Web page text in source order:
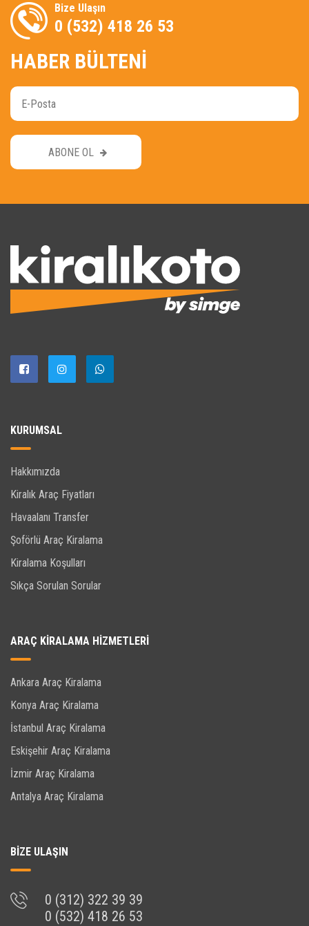
Bize Ulaşın
0 (532) 418 26 53
HABER BÜLTENİ
ABONE OL
KURUMSAL
Hakkımızda
Kiralık Araç Fiyatları
Havaalanı Transfer
Şoförlü Araç Kiralama
Kiralama Koşulları
Sıkça Sorulan Sorular
ARAÇ KIRALAMA HIZMETLERI
Ankara Araç Kiralama
Konya Araç Kiralama
İstanbul Araç Kiralama
Eskişehir Araç Kiralama
İzmir Araç Kiralama
Antalya Araç Kiralama
BİZE ULAŞIN
0 (312) 322 39 39
0 (532) 418 26 53